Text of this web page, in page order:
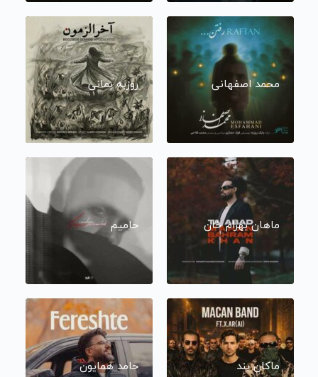
محمد اصفهانی روزبه بمانی
ماهان بهرام خان حامیم
ماکان بند حامد همایون